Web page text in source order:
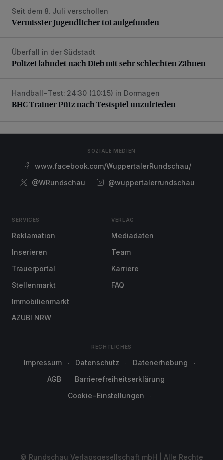
Vermisster Jugendlicher tot aufgefunden
Seit dem 8. Juli verschollen
Vermisster Jugendlicher tot aufgefunden
Polizei fahndet nach Dieb mit sehr schlechten Zähnen
Überfall in der Südstadt
Polizei fahndet nach Dieb mit sehr schlechten Zähnen
BHC-Trainer Pütz nach Testspiel unzufrieden
Handball-Test: 24:30 (10:15) in Dormagen
BHC-Trainer Pütz nach Testspiel unzufrieden
SOZIALE MEDIEN
www.facebook.com/WuppertalerRundschau/
@WRundschau
@wuppertalerrundschau
SERVICES
Reklamation
Inserieren
Trauerportal
Stellenmarkt
Immobilienmarkt
AZUBI NRW
VERLAG
Mediadaten
Team
Karriere
FAQ
RECHTLICHES
Impressum Datenschutz
Datenerhebung
AGB
Barrierefreiheitserklärung
Cookie-Einstellungen
© Rundschau Verlagsgesellschaft mbH | Alle Rechte